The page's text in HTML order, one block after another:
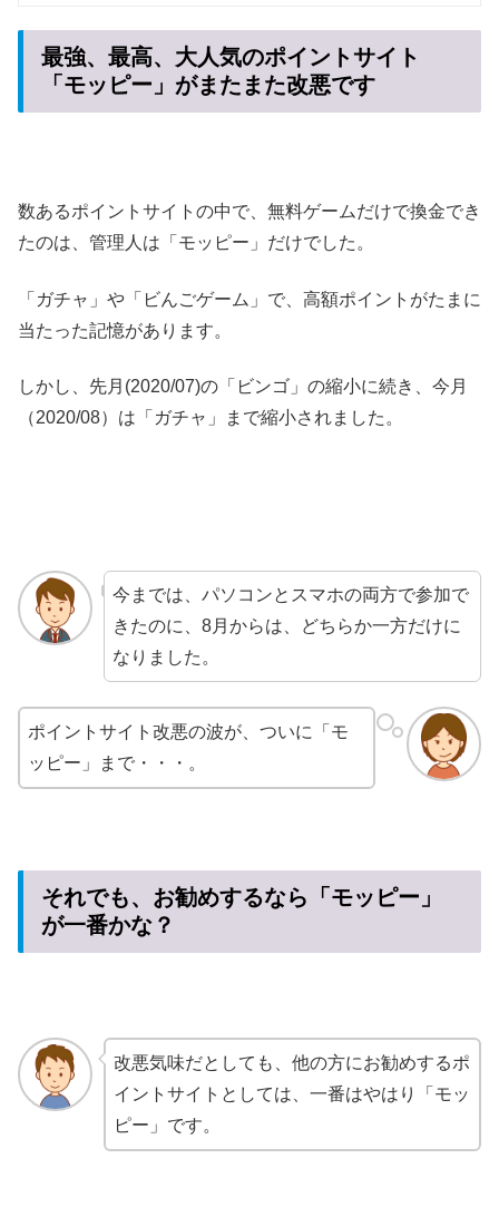
最強、最高、大人気のポイントサイト
「モッピー」がまたまた改悪です
数あるポイントサイトの中で、無料ゲームだけで換金でき
たのは、管理人は「モッピー」だけでした。
「ガチャ」や「ビんごゲーム」で、高額ポイントがたまに
当たった記憶があります。
しかし、先月(2020/07)の「ビンゴ」の縮小に続き、今月
（2020/08）は「ガチャ」まで縮小されました。
今までは、パソコンとスマホの両方で参加で
きたのに、8月からは、どちらか一方だけに
なりました。
ポイントサイト改悪の波が、ついに「モ
ッピー」まで・・・。
それでも、お勧めするなら「モッピー」
が一番かな？
改悪気味だとしても、他の方にお勧めするポ
イントサイトとしては、一番はやはり「モッ
ピー」です。